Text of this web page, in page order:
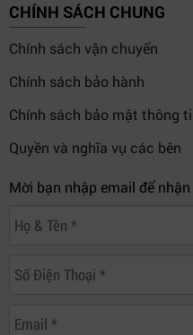
CHÍNH SÁCH CHUNG
Chính sách vận chuyển
Chính sách bảo hành
Chính sách bảo mật thông
Quyền và nghĩa vụ các bên
Mời bạn nhập email để